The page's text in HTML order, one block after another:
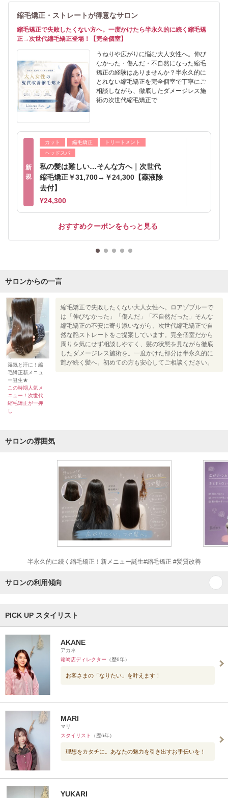
縮毛矯正・ストレートが得意なサロン
縮毛矯正で失敗したくない方へ。一度かけたら半永久的に続く縮毛矯
正→次世代縮毛矯正登場！【完全個室】
うねりや広がりに悩む大人女性へ。伸び
なかった・傷んだ・不自然になった縮毛
矯正の経験はありませんか？半永久的に
とれない縮毛矯正を完全個室で丁寧にご
相談しながら、徹底したダメージレス施
術の次世代縮毛矯正で
新
規
カット 縮毛矯正
トリートメント
ヘッドスパ
私の髪は難しい…そんな方へ｜次世代
縮毛矯正￥31,700→￥24,300【薬液除
去付】
¥24,300
おすすめクーポンをもっと見る
サロンからの一言
湿気と汗に！縮
毛矯正新メニュ
ー誕生★
この時期人気メ
ニュー！次世代
縮毛矯正が一押
し
縮毛矯正で失敗したくない大人女性へ。ロアゾブルーで
は「伸びなかった」「傷んだ」「不自然だった」そんな
縮毛矯正の不安に寄り添いながら、次世代縮毛矯正で自
然な艶ストレートをご提案しています。完全個室だから
周りを気にせず相談しやすく、髪の状態を見ながら徹底
したダメージレス施術を。一度かけた部分は半永久的に
艶が続く髪へ。初めての方も安心してご相談ください。
サロンの雰囲気
半永久的に続く縮毛矯正！新メニュー誕生#縮毛矯正 #髪質改善
サロンの利用傾向
PICK UP スタイリスト
AKANE
アカネ
箱崎店ディレクター （歴6年）
お客さまの「なりたい」を叶えます！
MARI
マリ
スタイリスト
（歴6年）
理想をカタチに。あなたの魅力を引き出すお手伝いを！
YUKARI